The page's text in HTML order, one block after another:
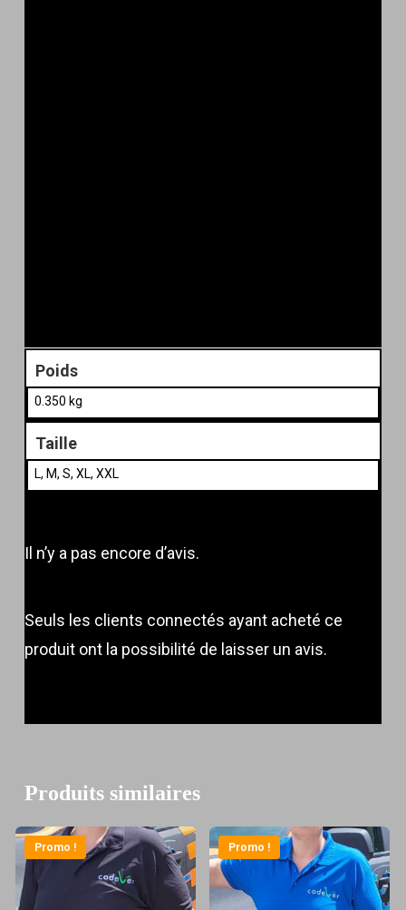
Poids
0.350 kg
Taille
L, M, S, XL, XXL
Il n’y a pas encore d’avis.
Seuls les clients connectés ayant acheté ce
produit ont la possibilité de laisser un avis.
Produits similaires
Promo ! Promo !